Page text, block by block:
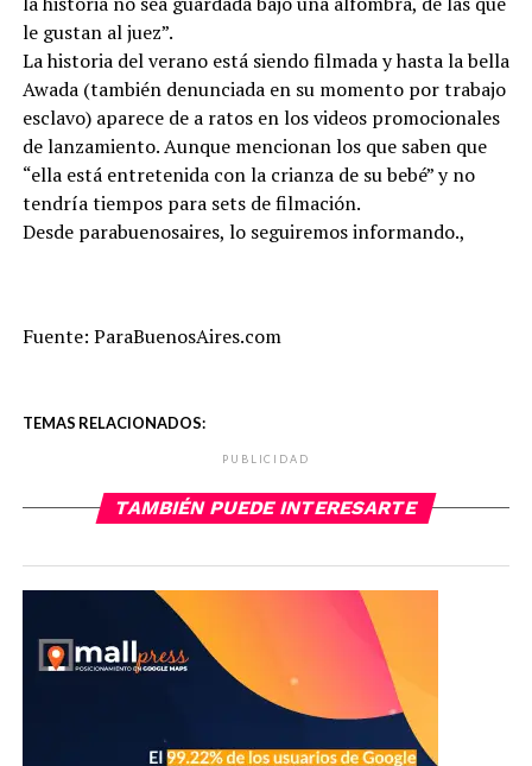
le gustan al juez”.
La historia del verano está siendo filmada y hasta la bella
Awada (también denunciada en su momento por trabajo
esclavo) aparece de a ratos en los videos promocionales
de lanzamiento. Aunque mencionan los que saben que
“ella está entretenida con la crianza de su bebé” y no
tendría tiempos para sets de filmación.
Desde parabuenosaires, lo seguiremos informando.,
Fuente: ParaBuenosAires.com
TEMAS RELACIONADOS:
PUBLICIDAD
TAMBIÉN PUEDE INTERESARTE